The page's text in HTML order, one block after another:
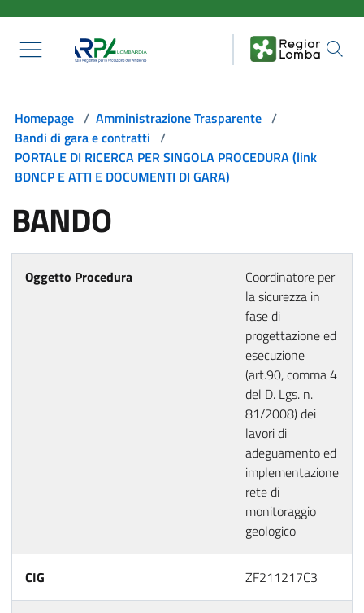
Homepage / Amministrazione Trasparente /
Bandi di gara e contratti /
PORTALE DI RICERCA PER SINGOLA PROCEDURA (link
BDNCP E ATTI E DOCUMENTI DI GARA)
BANDO
Oggetto Procedura
Coordinatore per
la sicurezza in
fase di
progettazione ed
esecuzione
(art.90, comma 4
del D. Lgs. n.
81/2008) dei
lavori di
adeguamento ed
implementazione
rete di
monitoraggio
geologico
CIG ZF211217C3